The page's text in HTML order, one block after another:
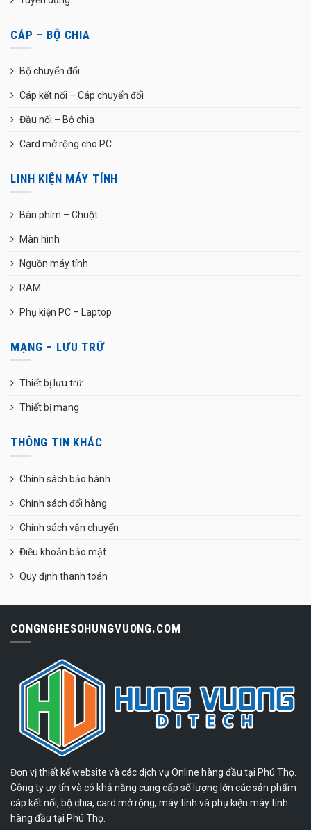
CÁP – BỘ CHIA
Bộ chuyển đổi
Cáp kết nối – Cáp chuyển đổi
Đầu nối – Bộ chia
Card mở rộng cho PC
LINH KIỆN MÁY TÍNH
Bàn phím – Chuột
Màn hình
Nguồn máy tính
RAM
Phụ kiện PC – Laptop
MẠNG – LƯU TRỮ
Thiết bị lưu trữ
Thiết bị mạng
THÔNG TIN KHÁC
Chính sách bảo hành
Chính sách đổi hàng
Chính sách vận chuyển
Điều khoản bảo mật
Quy định thanh toán
CONGNGHESOHUNGVUONG.COM
Đơn vị thiết kế website và các dịch vụ Online hàng đầu tại Phú Thọ.
Công ty uy tín và có khả năng cung cấp số lượng lớn các sản phẩm
cáp kết nối, bộ chia, card mở rộng, máy tính và phụ kiện máy tính
hàng đầu tại Phú Thọ.